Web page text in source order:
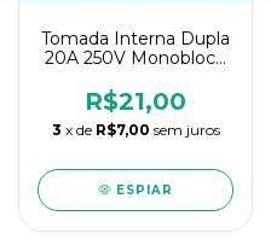
Tomada Interna Dupla
20A 250V Monobloco
R$21,00
3 x de R$7,00 sem juros
ESPIAR